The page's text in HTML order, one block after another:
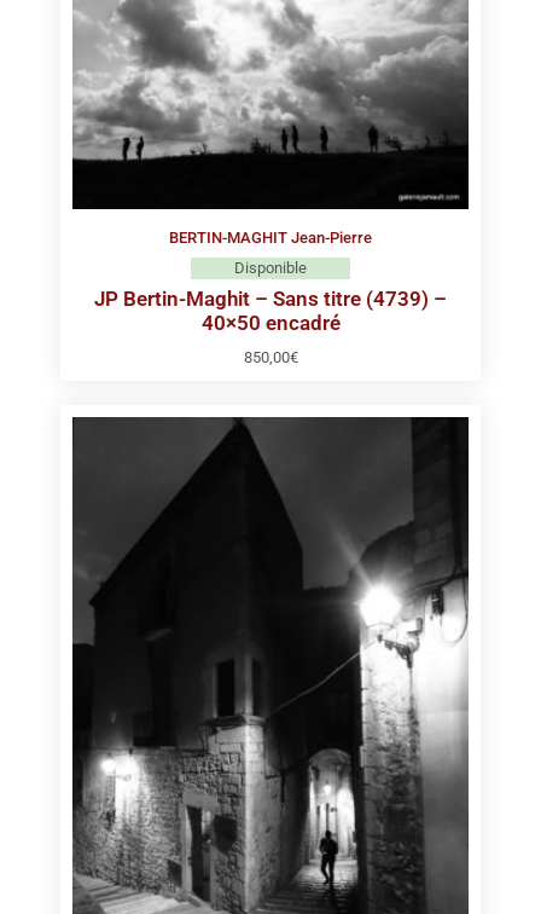
BERTIN-MAGHIT Jean-Pierre
Disponible
JP Bertin-Maghit – Sans titre (4739) –
40×50 encadré
850,00€